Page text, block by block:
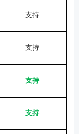
支持
支持
支持
支持